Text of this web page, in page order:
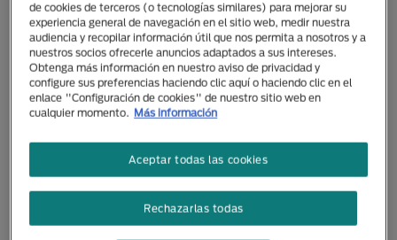
28 Octubre, 2022
Leche para gatos: consejos y cuidados de la
nutrición felina
de cookies de terceros (o tecnologías similares) para mejorar su
experiencia general de navegación en el sitio web, medir nuestra
audiencia y recopilar información útil que nos permita a nosotros y a
nuestros socios ofrecerle anuncios adaptados a sus intereses.
Obtenga más información en nuestro aviso de privacidad y
configure sus preferencias haciendo clic aquí o haciendo clic en el
enlace "Configuración de cookies" de nuestro sitio web en
cualquier momento. Más información
Rechazarlas todas
Aceptar todas las cookies